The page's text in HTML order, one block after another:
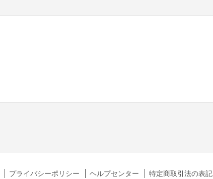
プライバシーポリシー ヘルプセンター 特定商取引法の表記